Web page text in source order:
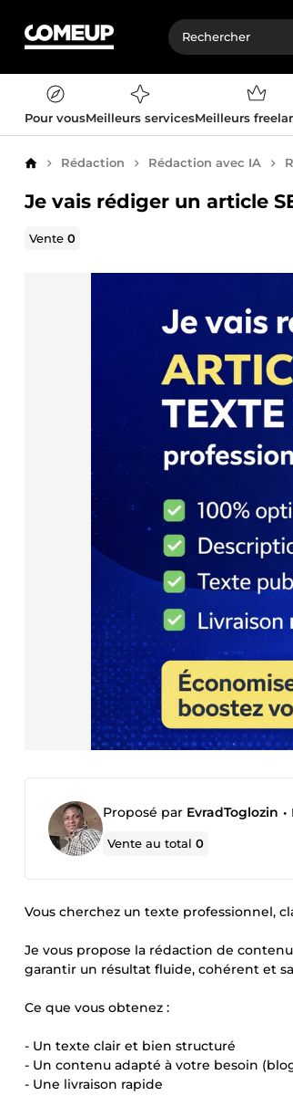
Pour vousMeilleurs servicesMeilleurs
AccueilRédaction Rédaction avec IA
Je vais rédiger un article
Vente0
Proposé par EvradToglozin •
Vente au total0
Vous cherchez un texte professionnel,
Je vous propose la rédaction de
garantir un résultat fluide, cohérent et
Ce que vous obtenez :
- Un texte clair et bien structuré
- Un contenu adapté à votre besoin
- Une livraison rapide